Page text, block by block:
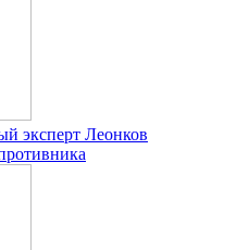
эксперт Леонков